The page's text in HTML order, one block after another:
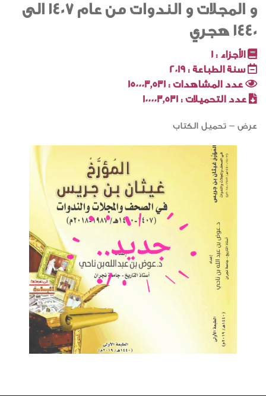
و المجلات و الندوات من عام 1407 الى
1440 هجري
الأجزاء : 1
سنة الطباعة : 2019
عدد المشاهدات : 150003٬531
عدد التحميلات : 100003٬531
عرض – تحميل الكتاب